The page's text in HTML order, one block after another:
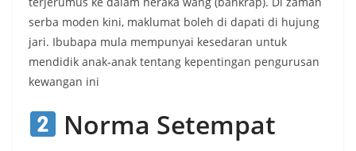
serba moden kini, maklumat boleh di dapati di hujung
jari. Ibubapa mula mempunyai kesedaran untuk
mendidik anak-anak tentang kepentingan pengurusan
kewangan ini
Norma Setempat